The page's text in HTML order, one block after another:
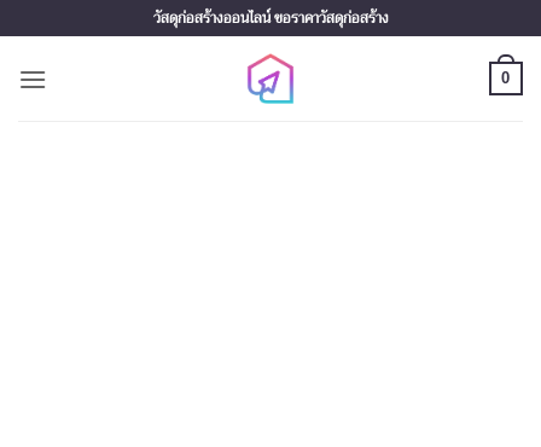
to
content
วัสดุก่อสร้างออนไลน์ ขอราคาวัสดุก่อสร้าง
0